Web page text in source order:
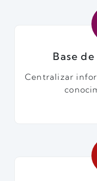
Base
Centralizar